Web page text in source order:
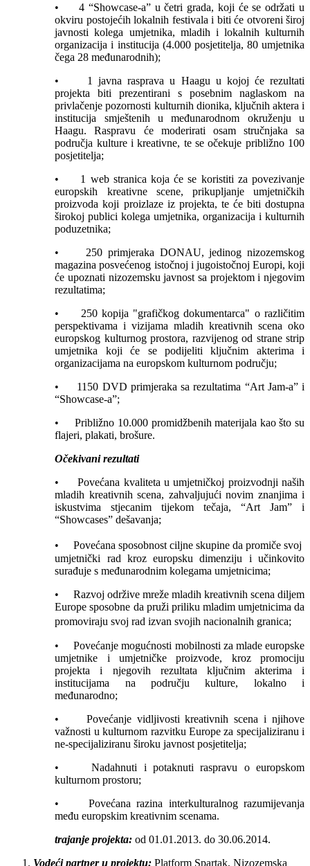
• 4 “Showcase-a” u četri grada, koji će se održati u
okviru postojećih lokalnih festivala i biti će otvoreni široj
javnosti kolega umjetnika, mladih i lokalnih kulturnih
organizacija i institucija (4.000 posjetitelja, 80 umjetnika
čega 28 međunarodnih);
• 1 javna rasprava u Haagu u kojoj će rezultati
projekta biti prezentirani s posebnim naglaskom na
privlačenje pozornosti kulturnih dionika, ključnih aktera i
institucija smještenih u međunarodnom okruženju u
Haagu. Raspravu će moderirati osam stručnjaka sa
područja kulture i kreativne, te se očekuje približno 100
posjetitelja;
• 1 web stranica koja će se koristiti za povezivanje
europskih kreativne scene, prikupljanje umjetničkih
proizvoda koji proizlaze iz projekta, te će biti dostupna
širokoj publici kolega umjetnika, organizacija i kulturnih
poduzetnika;
• 250 primjeraka DONAU, jedinog nizozemskog
magazina posvećenog istočnoj i jugoistočnoj Europi, koji
će upoznati nizozemsku javnost sa projektom i njegovim
rezultatima;
• 250 kopija "grafičkog dokumentarca" o različitim
perspektivama i vizijama mladih kreativnih scena oko
europskog kulturnog prostora, razvijenog od strane strip
umjetnika koji će se podijeliti ključnim akterima i
organizacijama na europskom kulturnom području;
• 1150 DVD primjeraka sa rezultatima “Art Jam-a” i
“Showcase-a”;
• Približno 10.000 promidžbenih materijala kao što su
flajeri, plakati, brošure.
Očekivani rezultati
• Povećana kvaliteta u umjetničkoj proizvodnji naših
mladih kreativnih scena, zahvaljujući novim znanjima i
iskustvima stjecanim tijekom tečaja, “Art Jam” i
“Showcases” dešavanja;
• Povećana sposobnost ciljne skupine da promiče svoj
umjetnički rad kroz europsku dimenziju i učinkovito
surađuje s međunarodnim kolegama umjetnicima;
• Razvoj održive mreže mladih kreativnih scena diljem
Europe sposobne da pruži priliku mladim umjetnicima da
promoviraju svojrad izvan svojih nacionalnih granica;
• Povećanje mogućnosti mobilnosti za mlade europske
umjetnike i umjetničke proizvode, kroz promociju
projekta i njegovih rezultata ključnim akterima i
institucijama na području kulture, lokalno i
međunarodno;
• Povećanje vidljivosti kreativnih scena i njihove
važnosti u kulturnom razvitku Europe za specijaliziranu i
ne-specijaliziranu široku javnost posjetitelja;
• Nadahnuti i potaknuti raspravu o europskom
kulturnom prostoru;
• Povećana razina interkulturalnog razumijevanja
među europskim kreativnim scenama.
trajanje projekta: od 01.01.2013. do 30.06.2014.
Vodeći partner u projektu: Platform Spartak, Nizozemska